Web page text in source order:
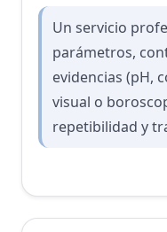
Un servicio
parámetros,
evidencias (pH,
visual o
repetibilidad y